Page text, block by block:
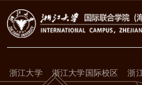
浙江大学 浙江大学国际校区 浙